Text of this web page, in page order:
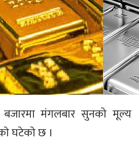
बजारमा मंगलबार सुनको मूल्य
घटेकाे छ ।